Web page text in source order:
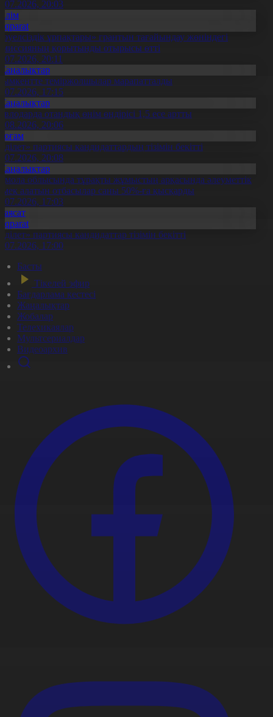
20:03
ұрпақтары» грантын тағайындау жөніндегі
қорытынды отырысы өтті
20:11
теміржолшылар марапатталды
17:15
отандық өнім өндірісі 1,5 есе артты
20:06
партиясы кандидаттардың тізімін бекітті
20:08
облысында тұрақты жұмыстың арқасында әлеуметтік
алатын отбасылар саны 50%-ға қысқарды
17:03
партиясы кандидаттар тізімін бекітті
17:00
Басты
Тікелей эфир
Бағдарлама кестесі
Жаңалықтар
Жобалар
Телехикаялар
Мультсериалдар
Видеоархив